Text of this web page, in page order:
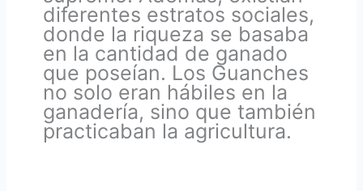
diferentes estratos sociales,
donde la riqueza se basaba
en la cantidad de ganado
que poseían. Los Guanches
no solo eran hábiles en la
ganadería, sino que también
practicaban la agricultura.